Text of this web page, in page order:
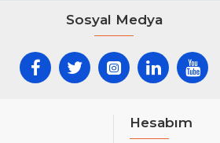
Sosyal Medya
Hesabım